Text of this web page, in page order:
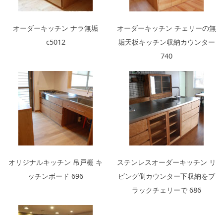
オーダーキッチン ナラ無垢
c5012
オーダーキッチン チェリーの無
垢天板キッチン収納カウンター
740
オリジナルキッチン 吊戸棚 キ
ッチンボード 696
ステンレスオーダーキッチン リ
ビング側カウンター下収納をブ
ラックチェリーで 686